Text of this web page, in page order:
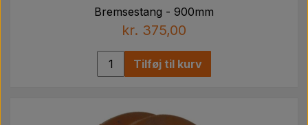
Bremsestang - 900mm
kr. 375,00
Tilføj til kurv